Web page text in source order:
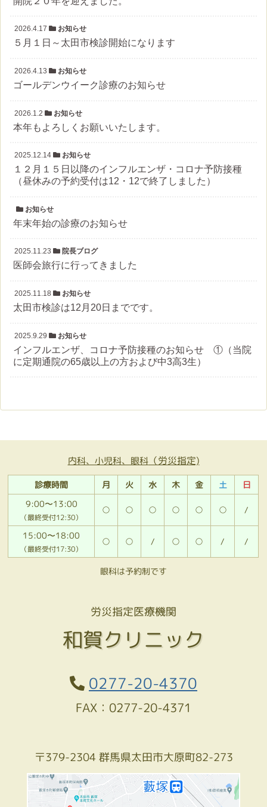
2026.4.17 お知らせ
５月１日～太田市検診開始になります
2026.4.13 お知らせ
ゴールデンウイーク診療のお知らせ
2026.1.2 お知らせ
本年もよろしくお願いいたします。
2025.12.14 お知らせ
１２月１５日以降のインフルエンザ・コロナ予防接種
（昼休みの予約受付は12・12で終了しました）
お知らせ
年末年始の診療のお知らせ
2025.11.23 院長ブログ
医師会旅行に行ってきました
2025.11.18 お知らせ
太田市検診は12月20日までです。
2025.9.29 お知らせ
インフルエンザ、コロナ予防接種のお知らせ ①（当院
に定期通院の65歳以上の方および中3高3生）
内科、小児科、眼科（労災指定)
診療時間 月 火 水 木 金 土
日
9:00〜13:00
（最終受付12:30）
○ ○ ○ ○ ○ ○ /
15:00〜18:00
（最終受付17:30）
○ ○ / ○ ○ / /
眼科は予約制です
労災指定医療機関
和賀クリニック
0277-20-4370
FAX：0277-20-4371
〒379-2304 群馬県太田市大原町82-273